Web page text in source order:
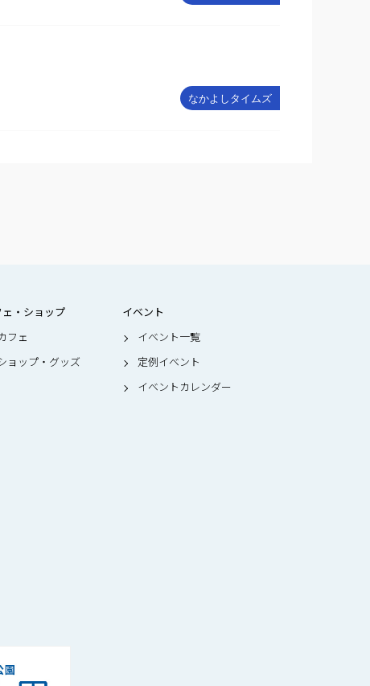
なかよしタイムズ
ェ・ショップ
フェ
ョップ・グッズ
イベント
イベント一覧
定例イベント
イベントカレンダー